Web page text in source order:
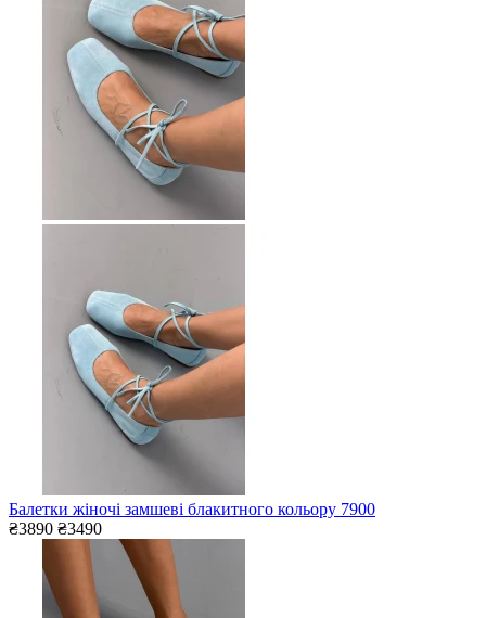
Балетки жіночі замшеві блакитного кольору 7900
₴3890 ₴3490